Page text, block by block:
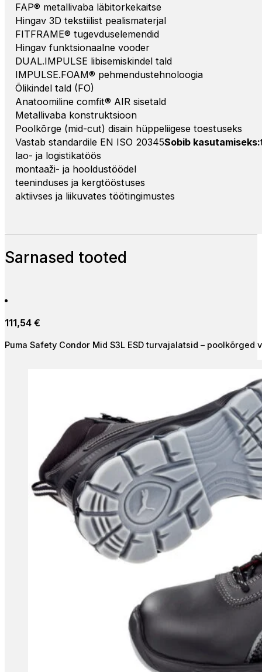
FAP® metallivaba läbitorkekaitse
Hingav 3D tekstiilist pealismaterjal
FITFRAME® tugevduselemendid
Hingav funktsionaalne vooder
DUAL.IMPULSE libisemiskindel tald
IMPULSE.FOAM® pehmendustehnoloogia
Õlikindel tald (FO)
Anatoomiline comfit® AIR sisetald
Metallivaba konstruktsioon
Poolkõrge (mid-cut) disain hüppeliigese toestuseks
Vastab standardile EN ISO 20345Sobib kasutamiseks:
lao- ja logistikatöös
montaaži- ja hooldustöödel
teeninduses ja kergtööstuses
aktiivses ja liikuvates töötingimustes
Sarnased tooted
111,54 €
Puma Safety Condor Mid S3L ESD turvajalatsid –